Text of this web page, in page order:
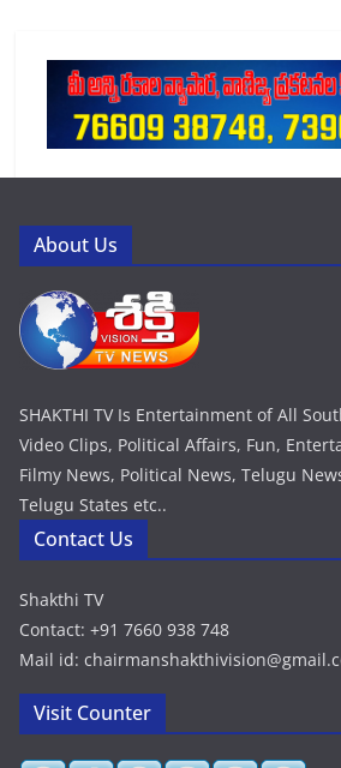
About Us
SHAKTHI TV Is Entertainment of All
Video Clips, Political Affairs, Fun,
Filmy News, Political News, Telugu
Telugu States etc..
Contact Us
Shakthi TV
Contact: +91 7660 938 748
Mail id:
Visit Counter